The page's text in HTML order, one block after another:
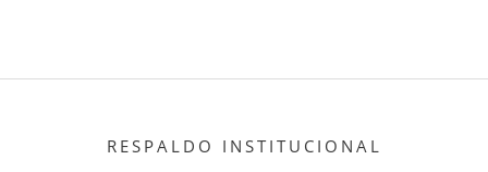
RESPALDO INSTITUCIONAL